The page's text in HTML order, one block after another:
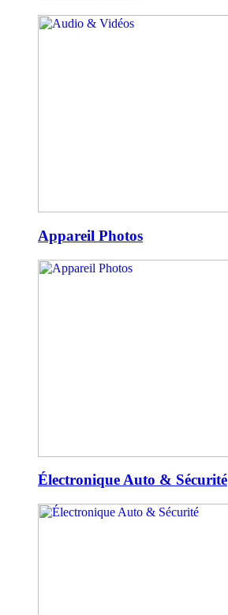
Appareil Photos
Électronique Auto & Sécurité